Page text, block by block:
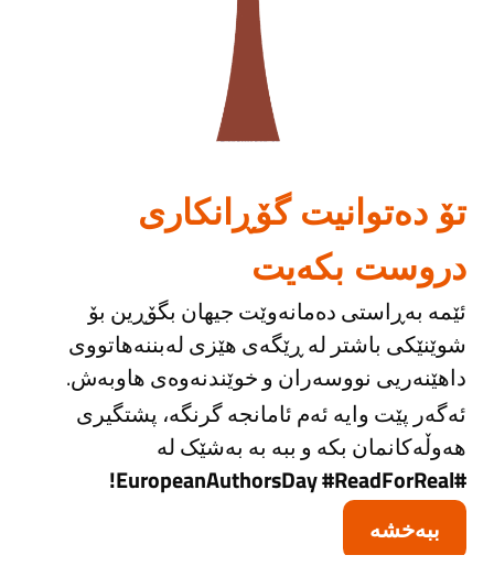
تۆ دەتوانیت گۆڕانکاری
دروست بکەیت
ئێمە بەڕاستی دەمانەوێت جیهان بگۆڕین بۆ
شوێنێکی باشتر لە ڕێگەی هێزی لەبننەهاتووی
داهێنەریی نووسەران و خوێندنەوەی هاوبەش.
ئەگەر پێت وایە ئەم ئامانجە گرنگە، پشتگیری
هەوڵەکانمان بکە و ببە بە بەشێک لە
#EuropeanAuthorsDay #ReadForReal
!
ببەخشە